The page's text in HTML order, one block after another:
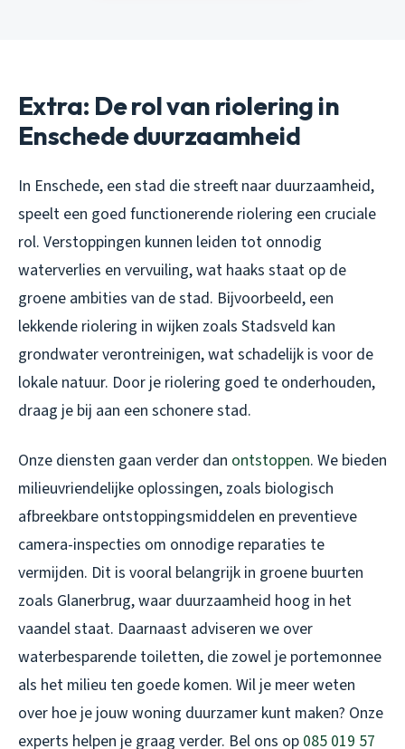
Extra: De rol van riolering in
Enschede duurzaamheid
In Enschede, een stad die streeft naar duurzaamheid,
speelt een goed functionerende riolering een cruciale
rol. Verstoppingen kunnen leiden tot onnodig
waterverlies en vervuiling, wat haaks staat op de
groene ambities van de stad. Bijvoorbeeld, een
lekkende riolering in wijken zoals Stadsveld kan
grondwater verontreinigen, wat schadelijk is voor de
lokale natuur. Door je riolering goed te onderhouden,
draag je bij aan een schonere stad.
Onze diensten gaan verder dan ontstoppen. We bieden
milieuvriendelijke oplossingen, zoals biologisch
afbreekbare ontstoppingsmiddelen en preventieve
camera-inspecties om onnodige reparaties te
vermijden. Dit is vooral belangrijk in groene buurten
zoals Glanerbrug, waar duurzaamheid hoog in het
vaandel staat. Daarnaast adviseren we over
waterbesparende toiletten, die zowel je portemonnee
als het milieu ten goede komen. Wil je meer weten
over hoe je jouw woning duurzamer kunt maken? Onze
experts helpen je graag verder. Bel ons op 085 019 57